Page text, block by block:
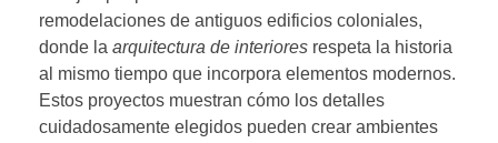
remodelaciones de antiguos edificios coloniales,
donde la arquitectura de interiores respeta la historia
al mismo tiempo que incorpora elementos modernos.
Estos proyectos muestran cómo los detalles
cuidadosamente elegidos pueden crear ambientes